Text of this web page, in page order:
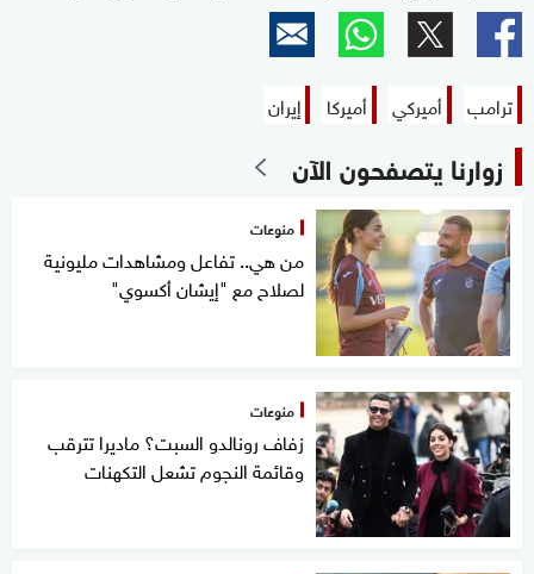
ترامب أميركي أميركا إيران
زوارنا يتصفحون الآن
منوعات
من هي.. تفاعل ومشاهدات مليونية
لصلاح مع "إيشان أكسوي"
منوعات
زفاف رونالدو السبت؟ ماديرا تترقب
وقائمة النجوم تشعل التكهنات